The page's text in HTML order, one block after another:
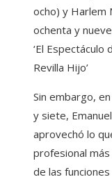
ocho) y Harlem
ochenta y
‘El Espectáculo
Revilla Hijo’
Sin embargo,
y siete,
aprovechó lo
profesional
de las